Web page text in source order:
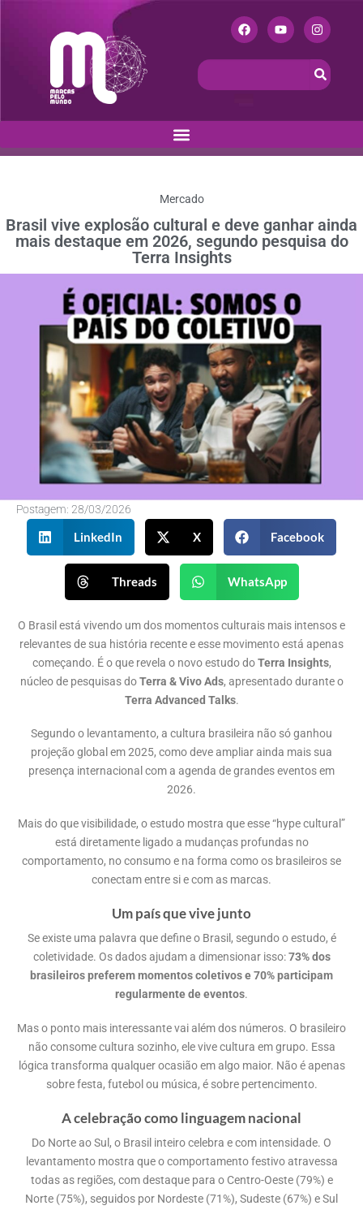
Mercado
Brasil vive explosão cultural e deve ganhar ainda
mais destaque em 2026, segundo pesquisa do
Terra Insights
Postagem: 28/03/2026
LinkedIn X Facebook
Threads WhatsApp
O Brasil está vivendo um dos momentos culturais mais intensos e
relevantes de sua história recente e esse movimento está apenas
começando. É o que revela o novo estudo doTerra Insights,
núcleo de pesquisas doTerra & Vivo Ads, apresentado durante o
Terra Advanced Talks.
Segundo o levantamento, a cultura brasileira não só ganhou
projeção global em 2025, como deve ampliar ainda mais sua
presença internacional com a agenda de grandes eventos em
2026.
Mais do que visibilidade, o estudo mostra que esse “hype cultural”
está diretamente ligado a mudanças profundas no
comportamento, no consumo e na forma como os brasileiros se
conectam entre si e com as marcas.
Um país que vive junto
Se existe uma palavra que define o Brasil, segundo o estudo, é
coletividade. Os dados ajudam a dimensionar isso:73% dos
brasileiros preferem momentos coletivos e 70% participam
regularmente de eventos.
Mas o ponto mais interessante vai além dos números. O brasileiro
não consome cultura sozinho, ele vive cultura em grupo. Essa
lógica transforma qualquer ocasião em algo maior. Não é apenas
sobre festa, futebol ou música, é sobre pertencimento.
A celebração como linguagem nacional
Do Norte ao Sul, o Brasil inteiro celebra e com intensidade. O
levantamento mostra que o comportamento festivo atravessa
todas as regiões, com destaque para o Centro-Oeste (79%) e
Norte (75%), seguidos por Nordeste (71%), Sudeste (67%) e Sul